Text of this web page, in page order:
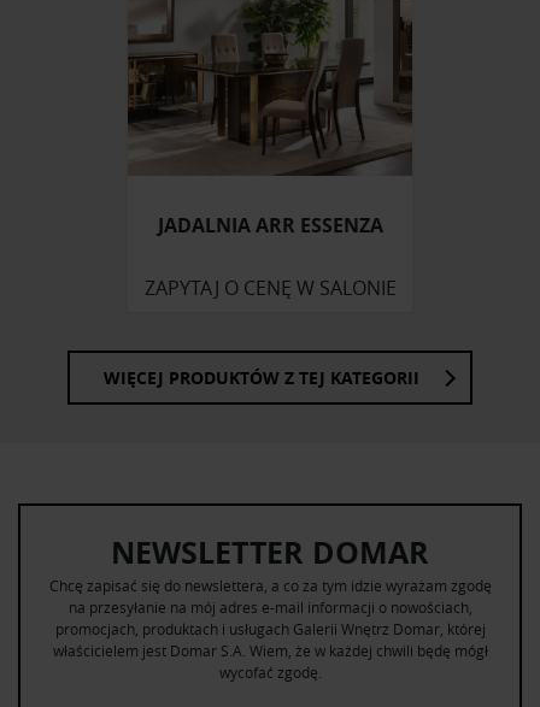
korzystasz z naszej witryny, udostępniamy partnerom
społecznościowym, reklamowym i analitycznym.
Partnerzy mogą połączyć te informacje z innymi danymi
otrzymanymi od Ciebie lub uzyskanymi podczas
korzystania z ich usług.
JADALNIA ARR ESSENZA
ZAPYTAJ O CENĘ W SALONIE
WIĘCEJ PRODUKTÓW Z TEJ KATEGORII
NEWSLETTER DOMAR
Chcę zapisać się do newslettera, a co za tym idzie wyrażam zgodę
na przesyłanie na mój adres e-mail informacji o nowościach,
promocjach, produktach i usługach Galerii Wnętrz Domar, której
właścicielem jest Domar S.A. Wiem, że w każdej chwili będę mógł
wycofać zgodę.